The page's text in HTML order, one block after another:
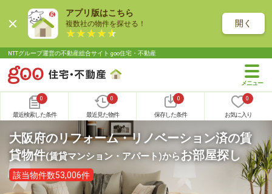
アプリ版はこちら
複数社の物件を探せる！ 開く
NTTグループ運営の不動産総合サイト goo住宅・不動産
0
最近検索した条件
0
最近見た物件
0
保存した条件
0
お気に入り
大阪府のリフォーム・リノベーション済の賃
貸物件(賃貸マンション・アパート)からお部屋探し
該当物件数53,006件